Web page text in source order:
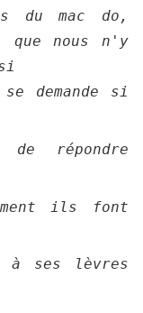
du mac do,
que nous n'y
demande si
répondre
ils font
à ses lèvres